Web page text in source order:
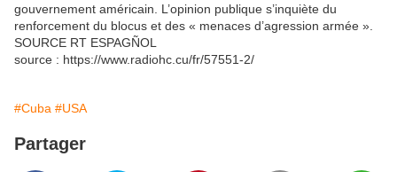
gouvernement américain. L’opinion publique s’inquiète du
renforcement du blocus et des « menaces d’agression armée ».
SOURCE RT ESPAGÑOL
source : https://www.radiohc.cu/fr/57551-2/
#Cuba #USA
Partager